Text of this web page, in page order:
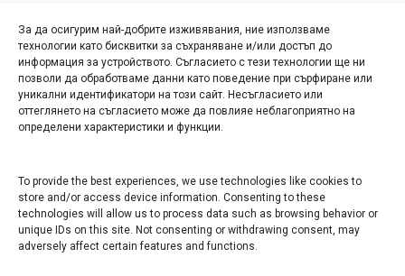
За да осигурим най-добрите изживявания, ние използваме
технологии като бисквитки за съхраняване и/или достъп до
информация за устройството. Съгласието с тези технологии ще ни
позволи да обработваме данни като поведение при сърфиране или
уникални идентификатори на този сайт. Несъгласието или
оттеглянето на съгласието може да повлияе неблагоприятно на
определени характеристики и функции.
To provide the best experiences, we use technologies like cookies to
store and/or access device information. Consenting to these
technologies will allow us to process data such as browsing behavior or
unique IDs on this site. Not consenting or withdrawing consent, may
adversely affect certain features and functions.
БИЗНЕС
Арт галерия "Мостове" – магазин за изкуство
СЕВЕРОЗАПАДА ИНФОРМАЦИОНЕН БИЗНЕС
ТУРИСТИЧЕСКИ КЛЪСТЕР
ИНСТИТУЦИИ В ЛОВЕЧ
Административен съд Ловеч
Областна администрация Ловеч